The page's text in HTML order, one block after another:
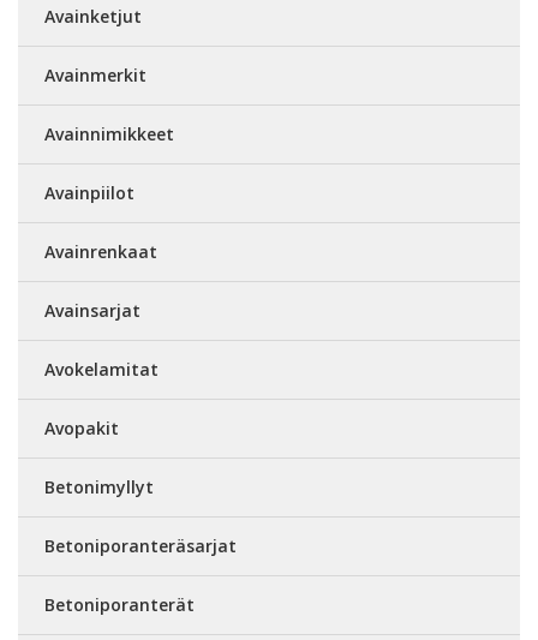
Avainketjut
Avainmerkit
Avainnimikkeet
Avainpiilot
Avainrenkaat
Avainsarjat
Avokelamitat
Avopakit
Betonimyllyt
Betoniporanteräsarjat
Betoniporanterät